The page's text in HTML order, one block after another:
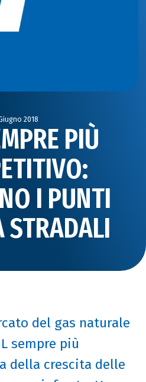
2018
PIÙ
I PUNTI
STRADALI
del gas naturale
sempre più
della crescita delle